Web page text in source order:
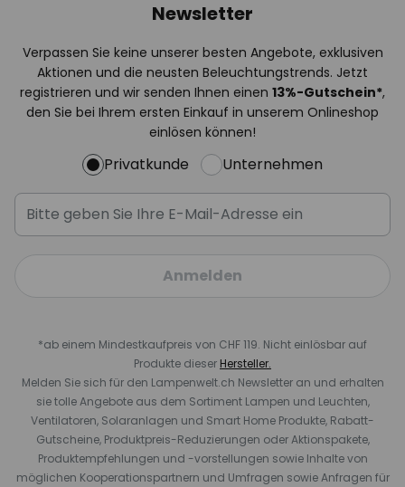
Newsletter
Verpassen Sie keine unserer besten Angebote, exklusiven
Aktionen und die neusten Beleuchtungstrends. Jetzt
registrieren und wir senden Ihnen einen 13%-Gutschein*,
den Sie bei Ihrem ersten Einkauf in unserem Onlineshop
einlösen können!
Privatkunde Unternehmen
Anmelden
*ab einem Mindestkaufpreis von CHF 119. Nicht einlösbar auf
Produkte dieser Hersteller.
Melden Sie sich für den Lampenwelt.ch Newsletter an und erhalten
sie tolle Angebote aus dem Sortiment Lampen und Leuchten,
Ventilatoren, Solaranlagen und Smart Home Produkte, Rabatt-
Gutscheine, Produktpreis-Reduzierungen oder Aktionspakete,
Produktempfehlungen und -vorstellungen sowie Inhalte von
möglichen Kooperationspartnern und Umfragen sowie Anfragen für